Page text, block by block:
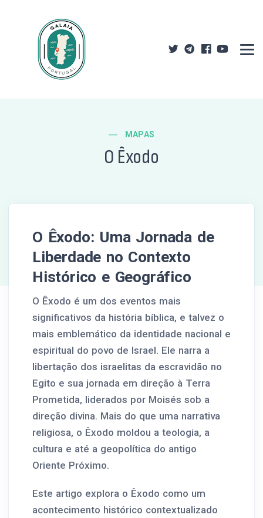
MAPAS
O Êxodo
O Êxodo: Uma Jornada de
Liberdade no Contexto
Histórico e Geográfico
O Êxodo é um dos eventos mais
significativos da história bíblica, e talvez o
mais emblemático da identidade nacional e
espiritual do povo de Israel. Ele narra a
libertação dos israelitas da escravidão no
Egito e sua jornada em direção à Terra
Prometida, liderados por Moisés sob a
direção divina. Mais do que uma narrativa
religiosa, o Êxodo moldou a teologia, a
cultura e até a geopolítica do antigo
Oriente Próximo.
Este artigo explora o Êxodo como um
acontecimento histórico contextualizado